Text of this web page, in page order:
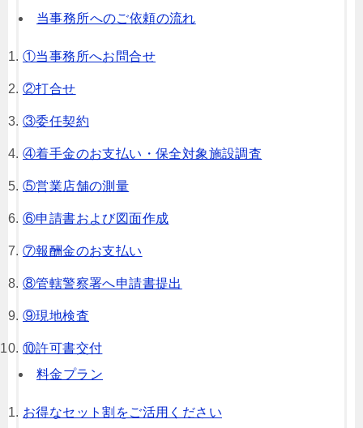
当事務所へのご依頼の流れ
①当事務所へお問合せ
②打合せ
③委任契約
④着手金のお支払い・保全対象施設調査
⑤営業店舗の測量
⑥申請書および図面作成
⑦報酬金のお支払い
⑧管轄警察署へ申請書提出
⑨現地検査
⑩許可書交付
料金プラン
お得なセット割をご活用ください